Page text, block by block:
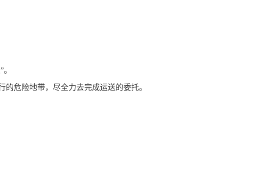
危险地带，尽全力去完成运送的委托。